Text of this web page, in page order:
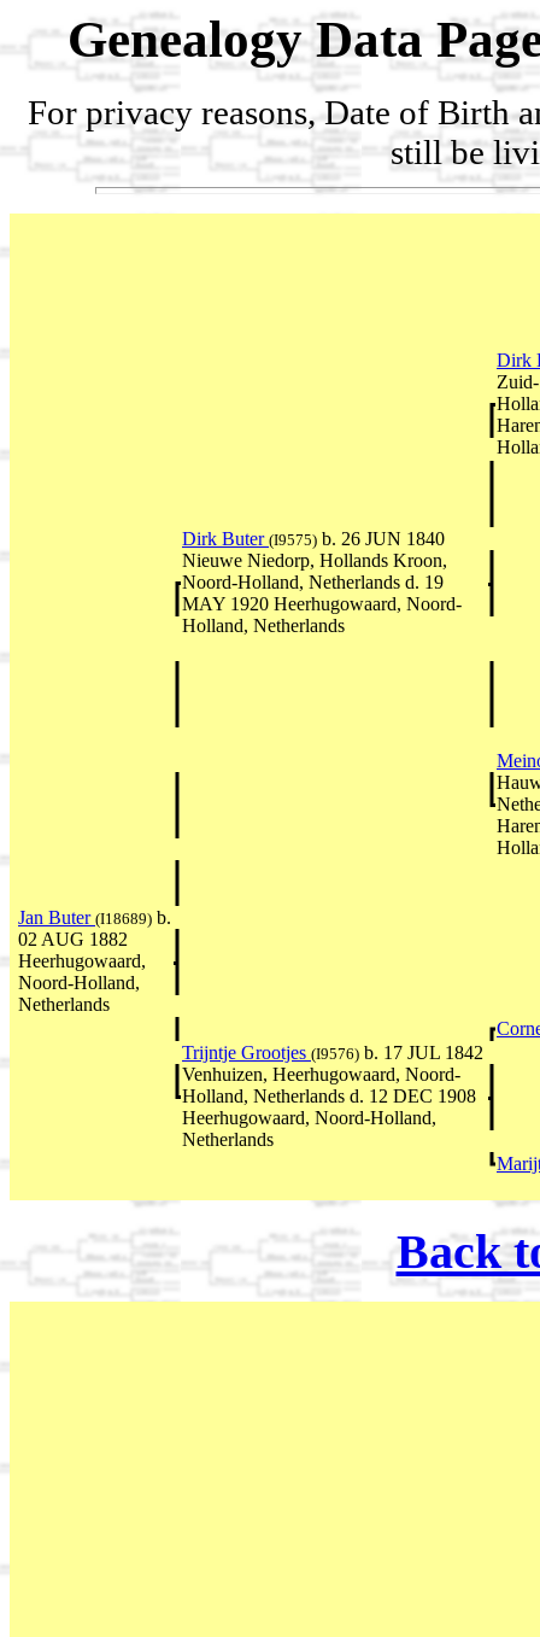
Genealogy Data
For privacy reasons, Date of Birth
still be
Dirk
Dirk Buter (I9575) b. 26 JUN 1840
Nieuwe Niedorp, Hollands Kroon,
Noord-Holland, Netherlands d. 19
MAY 1920 Heerhugowaard, Noord-
Holland, Netherlands
Jan Buter (I18689) b.
02 AUG 1882
Heerhugowaard,
Noord-Holland,
Netherlands
Trijntje Grootjes (I9576) b. 17 JUL 1842
Venhuizen, Heerhugowaard, Noord-
Holland, Netherlands d. 12 DEC 1908
Heerhugowaard, Noord-Holland,
Netherlands
Back